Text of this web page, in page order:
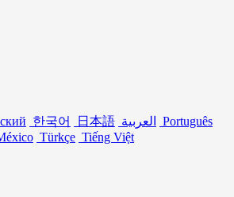
한국어 日本語 العربية
Português
Türkçe Tiếng Việt